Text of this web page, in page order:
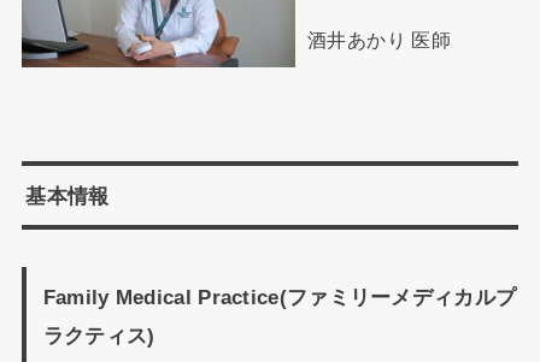
酒井あかり 医師
基本情報
Family Medical Practice(ファミリーメディカルプ
ラクティス)